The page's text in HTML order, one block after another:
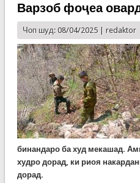
Варзоб фоҷеа
Чоп шуд: 08/04/2025 | redaktor
бинандаро ба худ мекашад.
худро дорад, ки риоя
дорад.